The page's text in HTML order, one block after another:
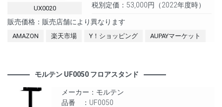
UX0020
税別定価：53,000円（2022年度時）
販売価格：販売店舗により異なります
AMAZON 楽天市場 Y！ショッピング AUPAYマーケット
モルテン UF0050 フロアスタンド
メーカー：モルテン
品番 ：UF0050